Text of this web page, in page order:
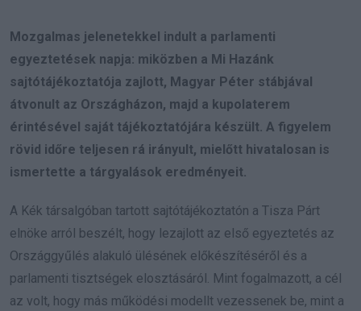
Mozgalmas jelenetekkel indult a parlamenti
egyeztetések napja: miközben a Mi Hazánk
sajtótájékoztatója zajlott, Magyar Péter stábjával
átvonult az Országházon, majd a kupolaterem
érintésével saját tájékoztatójára készült. A figyelem
rövid időre teljesen rá irányult, mielőtt hivatalosan is
ismertette a tárgyalások eredményeit.
A Kék társalgóban tartott sajtótájékoztatón a Tisza Párt
elnöke arról beszélt, hogy lezajlott az első egyeztetés az
Országgyűlés alakuló ülésének előkészítéséről és a
parlamenti tisztségek elosztásáról. Mint fogalmazott, a cél
az volt, hogy más működési modellt vezessenek be, mint a